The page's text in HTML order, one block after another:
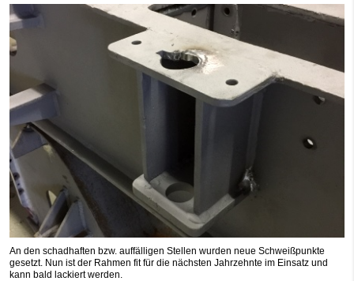
An den schadhaften bzw. auffälligen Stellen wurden neue Schweißpunkte
gesetzt. Nun ist der Rahmen fit für die nächsten Jahrzehnte im Einsatz und
kann bald lackiert werden.